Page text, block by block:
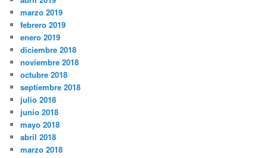
marzo 2019
febrero 2019
enero 2019
diciembre 2018
noviembre 2018
octubre 2018
septiembre 2018
julio 2018
junio 2018
mayo 2018
abril 2018
marzo 2018